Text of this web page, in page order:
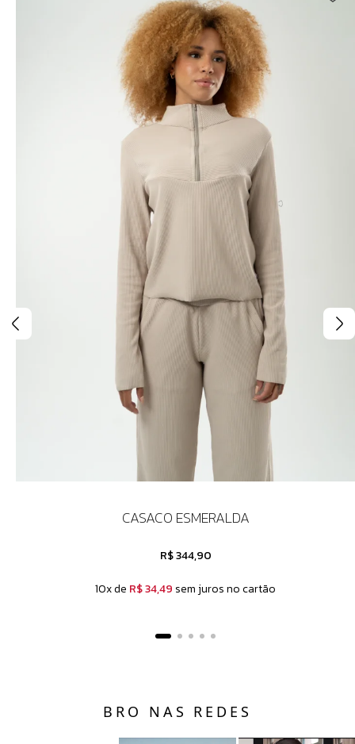
CASACO ESMERALDA
R$ 344,90
10x de R$ 34,49 sem juros no cartão
BRO NAS REDES